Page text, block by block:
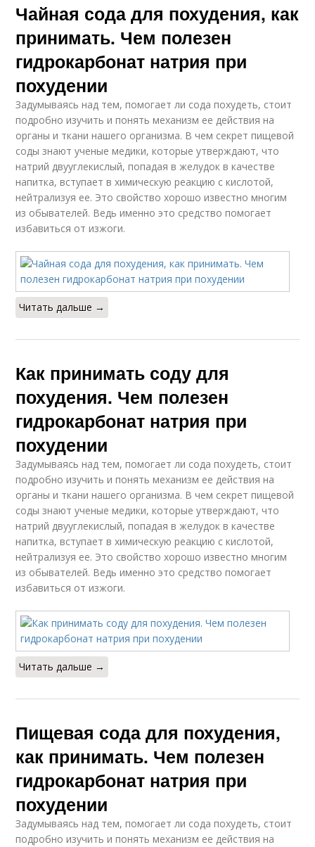
Чайная сода для похудения, как
принимать. Чем полезен
гидрокарбонат натрия при
похудении
Задумываясь над тем, помогает ли сода похудеть, стоит
подробно изучить и понять механизм ее действия на
органы и ткани нашего организма. В чем секрет пищевой
соды знают ученые медики, которые утверждают, что
натрий двууглекислый, попадая в желудок в качестве
напитка, вступает в химическую реакцию с кислотой,
нейтрализуя ее. Это свойство хорошо известно многим
из обывателей. Ведь именно это средство помогает
избавиться от изжоги.
Читать дальше →
Как принимать соду для
похудения. Чем полезен
гидрокарбонат натрия при
похудении
Задумываясь над тем, помогает ли сода похудеть, стоит
подробно изучить и понять механизм ее действия на
органы и ткани нашего организма. В чем секрет пищевой
соды знают ученые медики, которые утверждают, что
натрий двууглекислый, попадая в желудок в качестве
напитка, вступает в химическую реакцию с кислотой,
нейтрализуя ее. Это свойство хорошо известно многим
из обывателей. Ведь именно это средство помогает
избавиться от изжоги.
Читать дальше →
Пищевая сода для похудения,
как принимать. Чем полезен
гидрокарбонат натрия при
похудении
Задумываясь над тем, помогает ли сода похудеть, стоит
подробно изучить и понять механизм ее действия на